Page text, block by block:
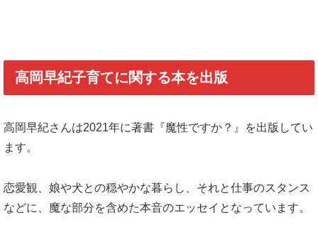
高岡早紀子育てに関する本を出版
高岡早紀さんは2021年に著書『魔性ですか？』を出版してい
ます。
恋愛観、娘や犬との穏やかな暮らし、それと仕事のスタンス
などに、魔な部分を含めた本音のエッセイとなっています。